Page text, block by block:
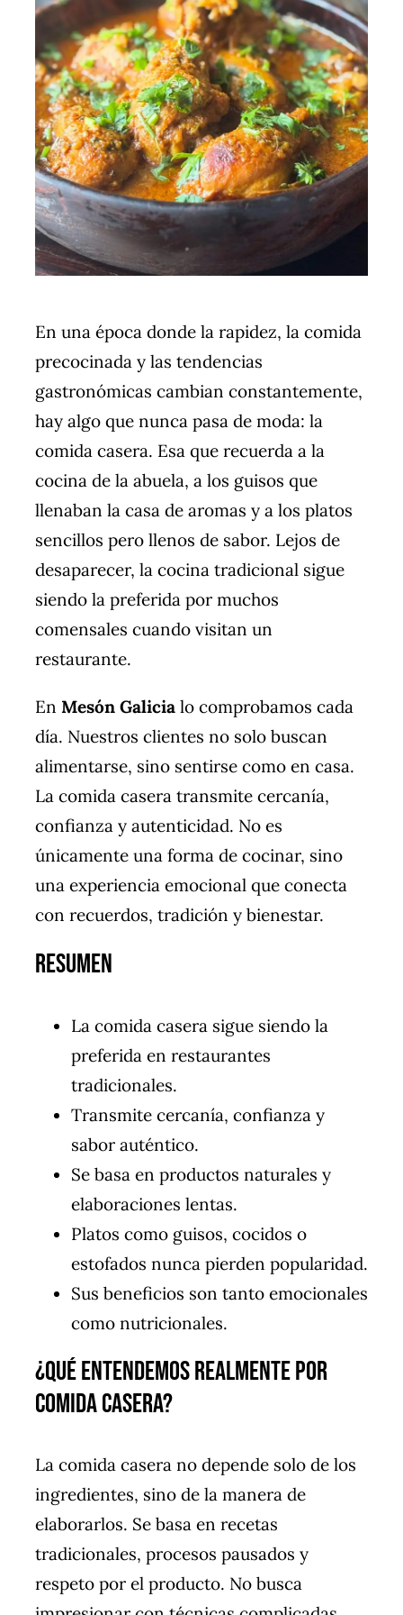
En una época donde la rapidez, la comida
precocinada y las tendencias
gastronómicas cambian constantemente,
hay algo que nunca pasa de moda: la
comida casera. Esa que recuerda a la
cocina de la abuela, a los guisos que
llenaban la casa de aromas y a los platos
sencillos pero llenos de sabor. Lejos de
desaparecer, la cocina tradicional sigue
siendo la preferida por muchos
comensales cuando visitan un
restaurante.
En Mesón Galicialo comprobamos cada
día. Nuestros clientes no solo buscan
alimentarse, sino sentirse como en casa.
La comida casera transmite cercanía,
confianza y autenticidad. No es
únicamente una forma de cocinar, sino
una experiencia emocional que conecta
con recuerdos, tradición y bienestar.
Resumen
La comida casera sigue siendo la
preferida en restaurantes
tradicionales.
Transmite cercanía, confianza y
sabor auténtico.
Se basa en productos naturales y
elaboraciones lentas.
Platos como guisos, cocidos o
estofados nunca pierden popularidad.
Sus beneficios son tanto emocionales
como nutricionales.
¿Qué Entendemos Realmente por
Comida Casera?
La comida casera no depende solo de los
ingredientes, sino de la manera de
elaborarlos. Se basa en recetas
tradicionales, procesos pausados y
respeto por el producto. No busca